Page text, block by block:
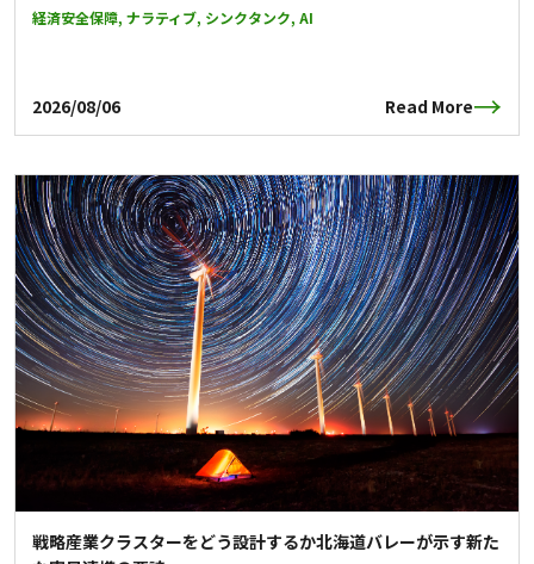
経済安全保障, ナラティブ, シンクタンク, AI
2026/08/06 Read More
戦略産業クラスターをどう設計するか――北海道バレーが示す新た